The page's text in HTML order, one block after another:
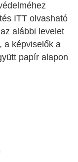
ITT olvasható
alábbi levelet
a képviselők a
papír alapon